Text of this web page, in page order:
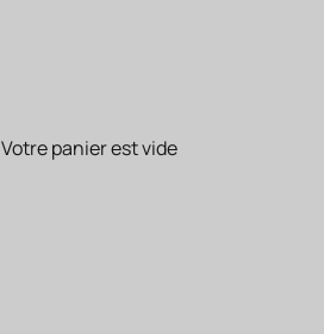
Votre panier est vide